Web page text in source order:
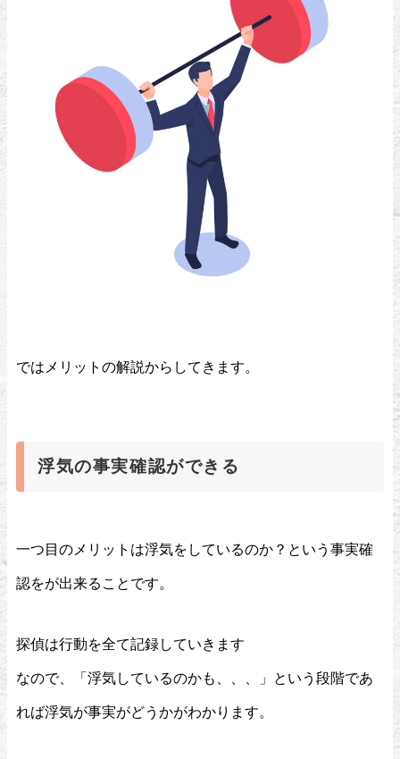
ではメリットの解説からしてきます。
浮気の事実確認ができる
一つ目のメリットは浮気をしているのか？という事実確
認をが出来ることです。
探偵は行動を全て記録していきます
なので、「浮気しているのかも、、、」という段階であ
れば浮気が事実がどうかがわかります。